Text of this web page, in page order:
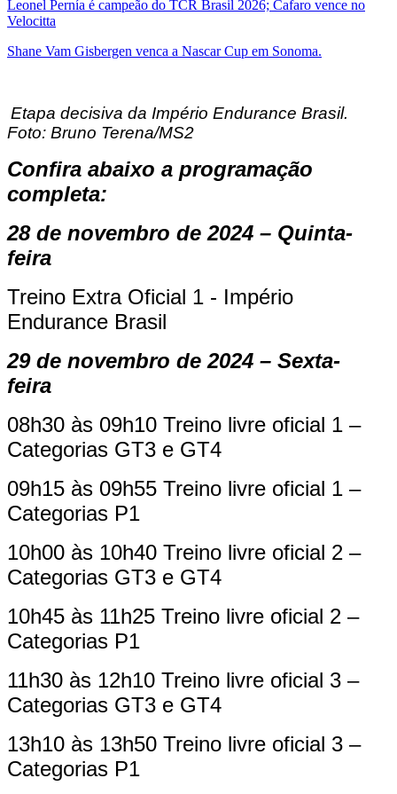
Leonel Pernía é campeão do TCR Brasil 2026; Cafaro vence no
Velocitta
Shane Vam Gisbergen venca a Nascar Cup em Sonoma.
Etapa decisiva da Império Endurance Brasil.
Foto: Bruno Terena/MS2
Confira abaixo a programação
completa:
28 de novembro de 2024 – Quinta-
feira
Treino Extra Oficial 1 - Império
Endurance Brasil
29 de novembro de 2024 – Sexta-
feira
08h30 às 09h10 Treino livre oficial 1 –
Categorias GT3 e GT4
09h15 às 09h55 Treino livre oficial 1 –
Categorias P1
10h00 às 10h40 Treino livre oficial 2 –
Categorias GT3 e GT4
10h45 às 11h25 Treino livre oficial 2 –
Categorias P1
11h30 às 12h10 Treino livre oficial 3 –
Categorias GT3 e GT4
13h10 às 13h50 Treino livre oficial 3 –
Categorias P1